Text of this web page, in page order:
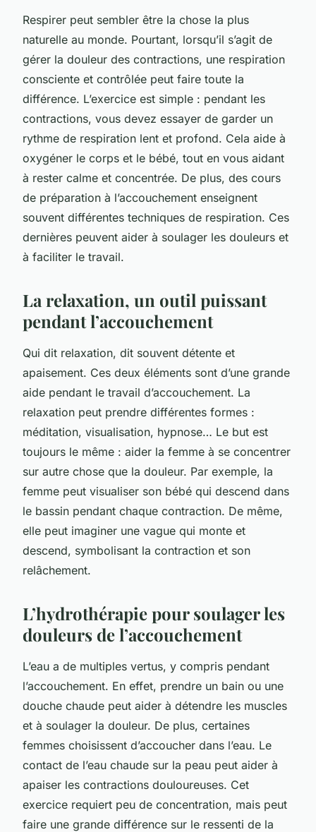
Respirer peut sembler être la chose la plus
naturelle au monde. Pourtant, lorsqu’il s’agit de
gérer la douleur des contractions, une respiration
consciente et contrôlée peut faire toute la
différence. L’exercice est simple : pendant les
contractions, vous devez essayer de garder un
rythme de respiration lent et profond. Cela aide à
oxygéner le corps et le bébé, tout en vous aidant
à rester calme et concentrée. De plus, des cours
de préparation à l’accouchement enseignent
souvent différentes techniques de respiration. Ces
dernières peuvent aider à soulager les douleurs et
à faciliter le travail.
La relaxation, un outil puissant
pendant l’accouchement
Qui dit relaxation, dit souvent détente et
apaisement. Ces deux éléments sont d’une grande
aide pendant le travail d’accouchement. La
relaxation peut prendre différentes formes :
méditation, visualisation, hypnose… Le but est
toujours le même : aider la femme à se concentrer
sur autre chose que la douleur. Par exemple, la
femme peut visualiser son bébé qui descend dans
le bassin pendant chaque contraction. De même,
elle peut imaginer une vague qui monte et
descend, symbolisant la contraction et son
relâchement.
L’hydrothérapie pour soulager les
douleurs de l’accouchement
L’eau a de multiples vertus, y compris pendant
l’accouchement. En effet, prendre un bain ou une
douche chaude peut aider à détendre les muscles
et à soulager la douleur. De plus, certaines
femmes choisissent d’accoucher dans l’eau. Le
contact de l’eau chaude sur la peau peut aider à
apaiser les contractions douloureuses. Cet
exercice requiert peu de concentration, mais peut
faire une grande différence sur le ressenti de la